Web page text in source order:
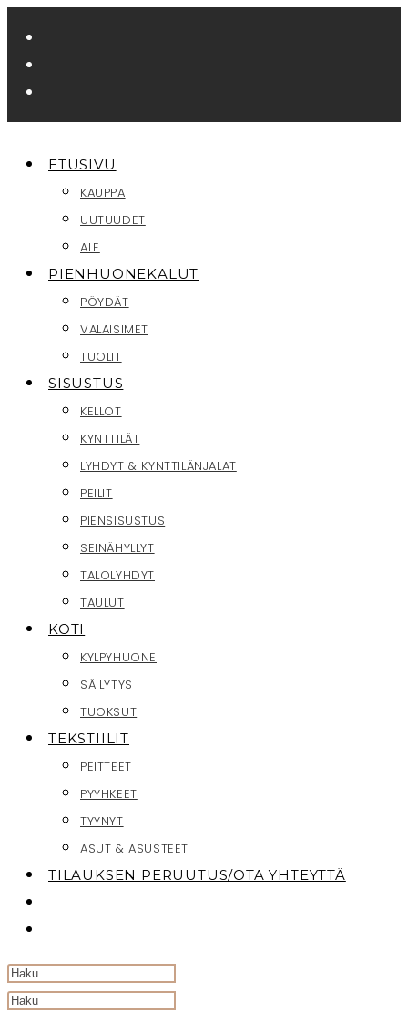
suoraan
sisältöön
ETUSIVU
KAUPPA
UUTUUDET
ALE
PIENHUONEKALUT
PÖYDÄT
VALAISIMET
TUOLIT
SISUSTUS
KELLOT
KYNTTILÄT
LYHDYT & KYNTTILÄNJALAT
PEILIT
PIENSISUSTUS
SEINÄHYLLYT
TALOLYHDYT
TAULUT
KOTI
KYLPYHUONE
SÄILYTYS
TUOKSUT
TEKSTIILIT
PEITTEET
PYYHKEET
TYYNYT
ASUT & ASUSTEET
TILAUKSEN PERUUTUS/OTA YHTEYTTÄ
Search